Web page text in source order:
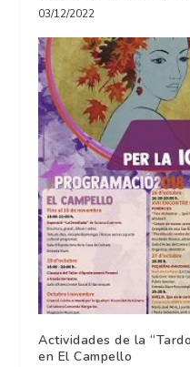
03/12/2022
Actividades de la
en El Campello